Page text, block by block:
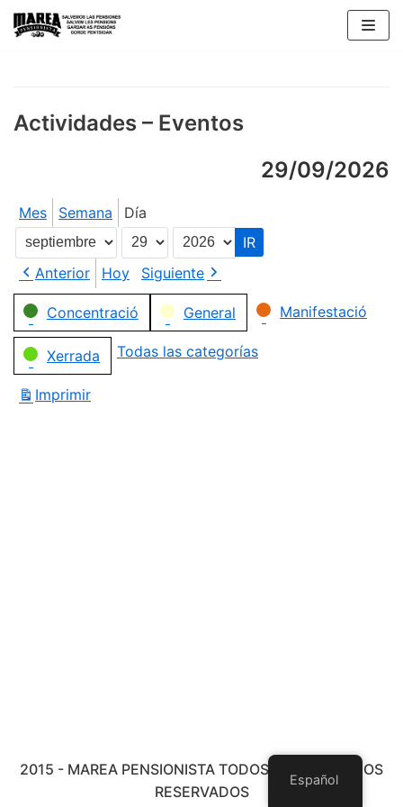
Saltar
Actividades – Eventos
29/09/2026
Mes Semana Día
Mes
Día
Año
Anterior
Hoy
Siguiente
Categorías
Concentració General Manifestació
Xerrada Todas las categorías
Imprimir
2015 - MAREA PENSIONISTA TODOS LOS DERECHOS
RESERVADOS
Español